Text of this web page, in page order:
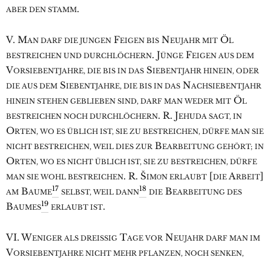
ABER DEN STAMM.
V. MAN DARF DIE JUNGEN FEIGEN BIS NEUJAHR MIT ÖL
BESTREICHEN UND DURCHLÖCHERN. JÜNGE FEIGEN AUS DEM
VORSIEBENTJAHRE, DIE BIS IN DAS SIEBENTJAHR HINEIN, ODER
DIE AUS DEM SIEBENTJAHRE, DIE BIS IN DAS NACHSIEBENTJAHR
HINEIN STEHEN GEBLIEBEN SIND, DARF MAN WEDER MIT ÖL
BESTREICHEN NOCH DURCHLÖCHERN. R. JEHUDA SAGT, IN
ORTEN, WO ES ÜBLICH IST, SIE ZU BESTREICHEN, DÜRFE MAN SIE
NICHT BESTREICHEN, WEIL DIES ZUR BEARBEITUNG GEHÖRT; IN
ORTEN, WO ES NICHT ÜBLICH IST, SIE ZU BESTREICHEN, DÜRFE
MAN SIE WOHL BESTREICHEN. R. ŠIMO͑N ERLAUBT [DIE ARBEIT]
AM BAUME17 SELBST, WEIL DANN18 DIE BEARBEITUNG DES
BAUMES19 ERLAUBT IST.
VI. WENIGER ALS DREISSIG TAGE VOR NEUJAHR DARF MAN IM
VORSIEBENTJAHRE NICHT MEHR PFLANZEN, NOCH SENKEN,